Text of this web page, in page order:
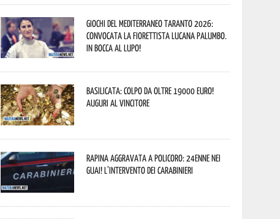
Giochi del Mediterraneo Taranto 2026:
convocata la fiorettista lucana Palumbo.
In bocca al lupo!
Basilicata: colpo da oltre 19000 Euro!
Auguri al vincitore
Rapina aggravata a Policoro: 24enne nei
guai! L’intervento dei Carabinieri